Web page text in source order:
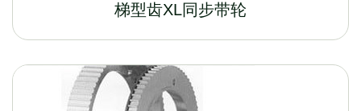
梯型齿XL同步带轮